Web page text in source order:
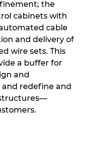
the
cabinets with
cable
and delivery of
wire sets. This
a buffer for
and
redefine and